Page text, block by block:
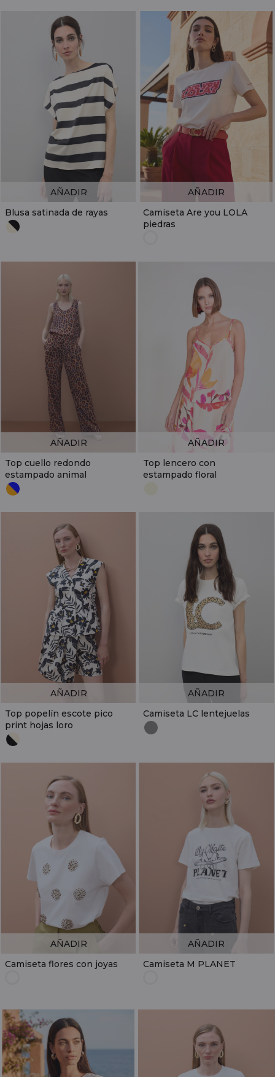
Blusa satinada de rayas
AÑADIR
Camiseta Are you LOLA
piedras
AÑADIR
Top cuello redondo
estampado animal
AÑADIR
Top lencero con
estampado floral
AÑADIR
Top popelín escote pico
print hojas loro
AÑADIR
Camiseta LC lentejuelas
AÑADIR
Camiseta flores con joyas
AÑADIR
Camiseta M PLANET
AÑADIR